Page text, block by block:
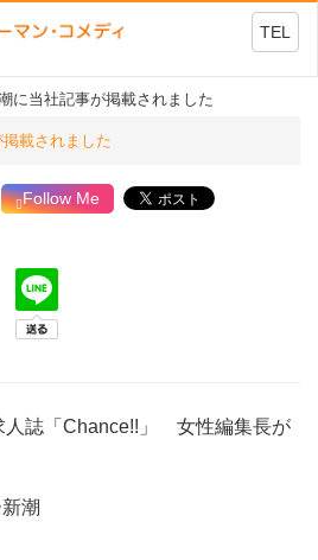
TEL
に当社記事が掲載されました
載されました
Follow Me
人誌「Chance!!」 女性編集長が
潮